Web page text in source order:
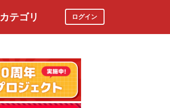
カテゴリ ログイン